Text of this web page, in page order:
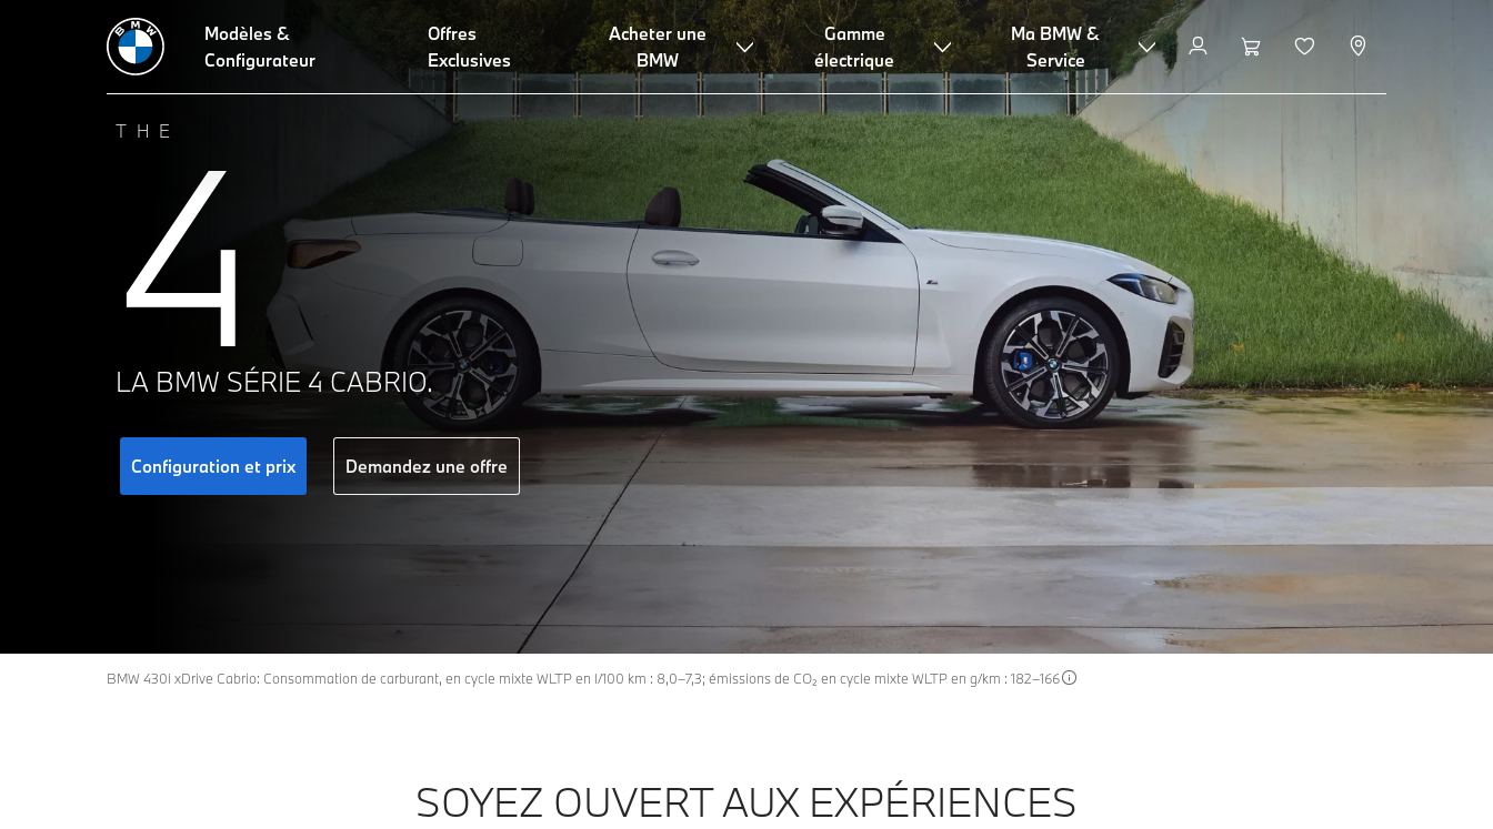
Modèles &
Configurateur
Offres
Exclusives
Acheter une
BMW
Gamme
électrique
Ma BMW &
Service
THE
4
LA BMW SÉRIE 4 CABRIO.
Configuration et prix Demandez une offre
BMW 430i xDrive Cabrio: Consommation de carburant, en cycle mixte WLTP en l/100 km : 8,0–7,3; émissions de CO₂ en cycle mixte WLTP en g/km : 182–166
Caractéristiques techniques Design Leasing & financement Configuration et prix
SOYEZ OUVERT AUX EXPÉRIENCES